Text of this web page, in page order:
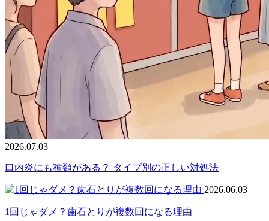
2026.07.03
口内炎にも種類がある？ タイプ別の正しい対処法
2026.06.03
1回じゃダメ？歯石とりが複数回になる理由